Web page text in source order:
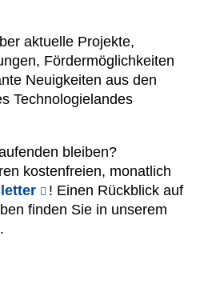
aktuelle Projekte,
Fördermöglichkeiten
Neuigkeiten aus den
Technologielandes
bleiben?
kostenfreien, monatlich
! Einen Rückblick auf
finden Sie in unserem
.